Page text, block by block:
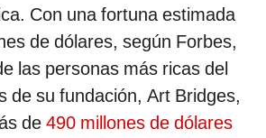
Con una fortuna estimada
de dólares, según Forbes,
las personas más ricas del
de su fundación, Art Bridges,
de 490 millones de dólares